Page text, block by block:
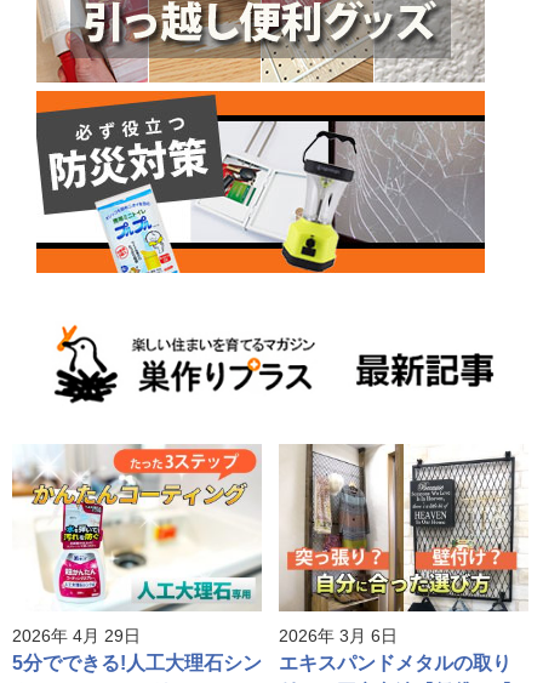
2026年 4月 29日
5分でできる!人工大理石シン
2026年 3月 6日
エキスパンドメタルの取り